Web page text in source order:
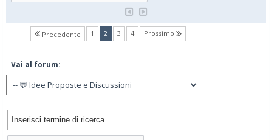
Precedente 1 2(current)
3 4 Prossimo
Vai al forum: